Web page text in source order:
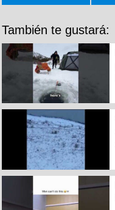
También te gustará: